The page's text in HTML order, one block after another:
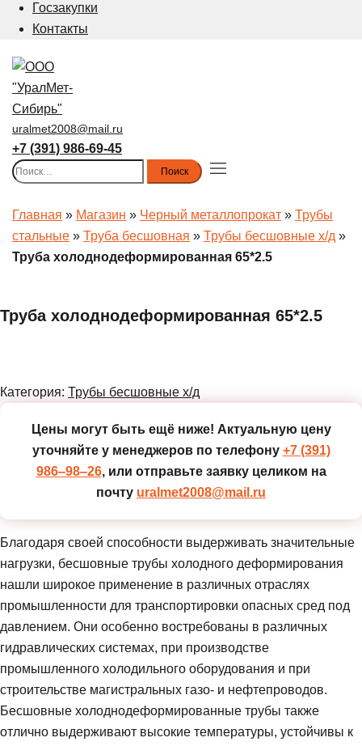
Госзакупки
Контакты
uralmet2008@mail.ru
+7 (391) 986-69-45
Найти:
Главная » Магазин » Черный металлопрокат » Трубы
стальные » Труба бесшовная » Трубы бесшовные х/д »
Труба холоднодеформированная 65*2.5
Труба холоднодеформированная 65*2.5
Категория: Трубы бесшовные х/д
Цены могут быть ещё ниже! Актуальную цену
уточняйте у менеджеров по телефону +7 (391)
986‒98‒26, или отправьте заявку целиком на
почту uralmet2008@mail.ru
Благодаря своей способности выдерживать значительные
нагрузки, бесшовные трубы холодного деформирования
нашли широкое применение в различных отраслях
промышленности для транспортировки опасных сред под
давлением. Они особенно востребованы в различных
гидравлических системах, при производстве
промышленного холодильного оборудования и при
строительстве магистральных газо- и нефтепроводов.
Бесшовные холоднодеформированные трубы также
отлично выдерживают высокие температуры, устойчивы к